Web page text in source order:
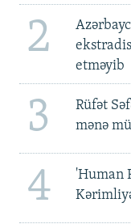
2
etməyib
3
Rüfət
mənə
4
'Human